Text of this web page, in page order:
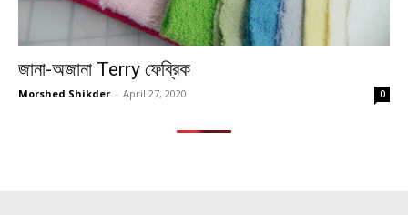
জানা-অজানা Terry ফেব্রিক
Morshed Shikder - April 27, 2020 0